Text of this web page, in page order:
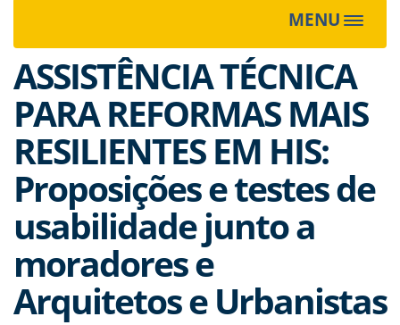
MENU
Toggle
ASSISTÊNCIA TÉCNICA
PARA REFORMAS MAIS
RESILIENTES EM HIS:
Proposições e testes de
usabilidade junto a
moradores e
Arquitetos e Urbanistas